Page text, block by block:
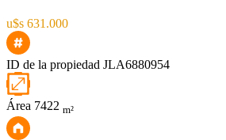
u$s 631.000
ID de la propiedad JLA6880954
Área 7422 m²